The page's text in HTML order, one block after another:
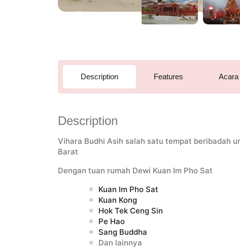
Description Features Acara
Description
Vihara Budhi Asih salah satu tempat beribadah
Barat
Dengan tuan rumah Dewi Kuan Im Pho Sat
Kuan Im Pho Sat
Kuan Kong
Hok Tek Ceng Sin
Pe Hao
Sang Buddha
Dan lainnya